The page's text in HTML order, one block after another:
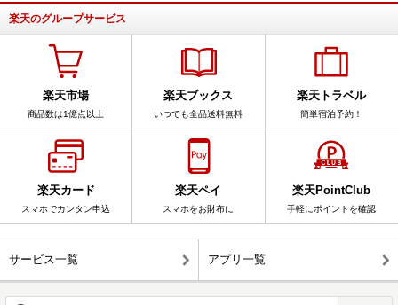
楽天のグループサービス
楽天市場
商品数は1億点以上
楽天ブックス
いつでも全品送料無料
楽天トラベル
簡単宿泊予約！
楽天カード
スマホでカンタン申込
楽天ペイ
スマホをお財布に
楽天PointClub
手軽にポイントを確認
サービス一覧 アプリ一覧